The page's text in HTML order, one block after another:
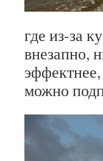
где из-за
внезапно,
можно